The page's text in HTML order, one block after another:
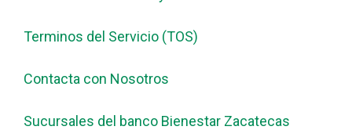
Terminos del Servicio (TOS)
Contacta con Nosotros
Sucursales del banco Bienestar Zacatecas